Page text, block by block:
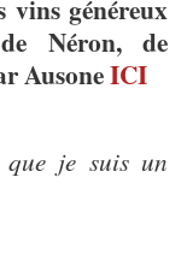
vins généreux
Néron, de
AusoneICI
je suis un